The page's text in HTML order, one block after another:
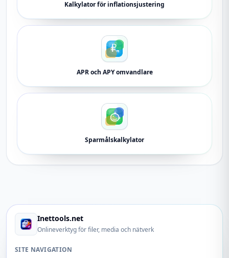
Kalkylator för inflationsjustering
APR och APY omvandlare
Sparmålskalkylator
Inettools.net
Onlineverktyg för filer, media och nätverk
SITE NAVIGATION